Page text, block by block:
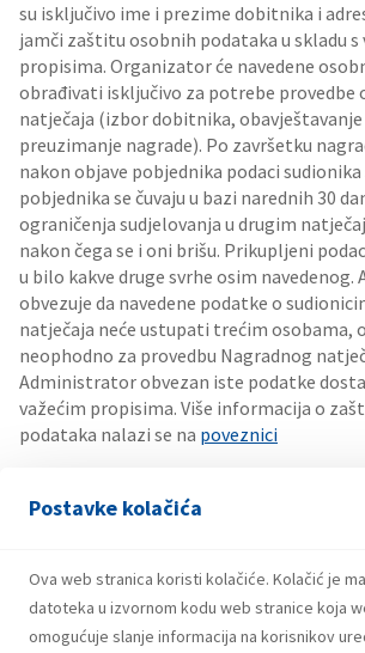
Postavke kolačića
Ova web stranica koristi kolačiće. Kolačić je
datoteka u izvornom kodu web stranice koja
omogućuje slanje informacija na korisnikov
su isključivo ime i prezime dobitnika i
jamči zaštitu osobnih podataka u skladu s
propisima. Organizator će navedene
obrađivati isključivo za potrebe provedbe
natječaja (izbor dobitnika,
preuzimanje nagrade). Po završetku
nakon objave pobjednika podaci sudionika
pobjednika se čuvaju u bazi narednih 30
ograničenja sudjelovanja u drugim
nakon čega se i oni brišu. Prikupljeni
u bilo kakve druge svrhe osim
obvezuje da navedene podatke o
natječaja neće ustupati trećim osobama,
neophodno za provedbu Nagradnog
Administrator obvezan iste podatke
važećim propisima. Više informacija o
podataka nalazi se na poveznici
odvijanje natječaja, kao ni za dostupnost
poslužitelja. Facebook nije ni na koji način
natječajem.